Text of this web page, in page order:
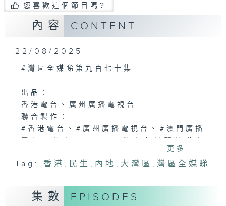
您喜歡這個節目嗎?
內容 CONTENT
22/08/2025
#灣區全媒睇第九百七十集
出品：
香港電台、廣州廣播電視台
聯合製作：
#香港電台、#廣州廣播電視台、#澳門廣播
梁凱寧、帥亦雯
旁白
更多...
Tag: 香港 , 民生 , 內地 , 大灣區 , 灣區全媒睇
集數 EPISODES